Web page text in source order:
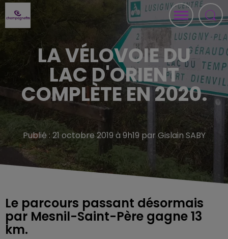
LA VÉLOVOIE DU
LAC D'ORIENT
COMPLÈTE EN 2020.
Publié : 21 octobre 2019 à 9h19 par Gislain SABY
Le parcours passant désormais
par Mesnil-Saint-Père gagne 13
km.